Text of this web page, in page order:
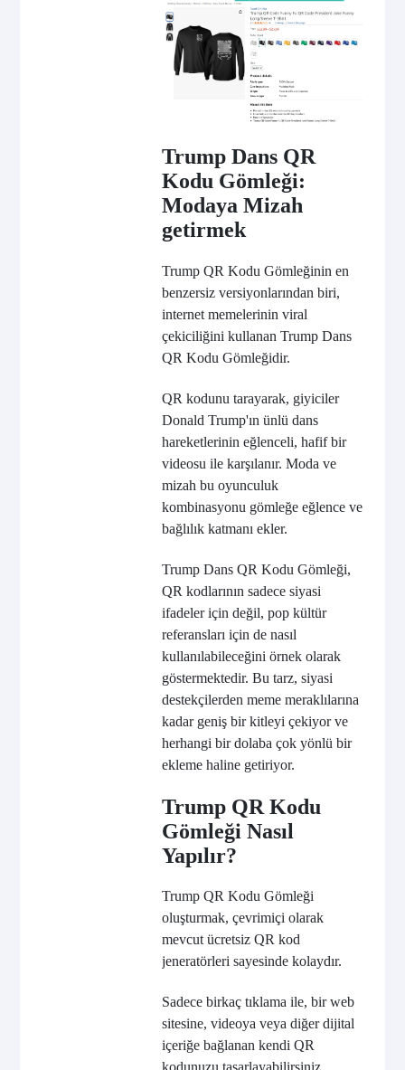
Trump Dans QR
Kodu Gömleği:
Modaya Mizah
getirmek
Trump QR Kodu Gömleğinin en
benzersiz versiyonlarından biri,
internet memelerinin viral
çekiciliğini kullanan Trump Dans
QR Kodu Gömleğidir.
QR kodunu tarayarak, giyiciler
Donald Trump'ın ünlü dans
hareketlerinin eğlenceli, hafif bir
videosu ile karşılanır. Moda ve
mizah bu oyunculuk
kombinasyonu gömleğe eğlence ve
bağlılık katmanı ekler.
Trump Dans QR Kodu Gömleği,
QR kodlarının sadece siyasi
ifadeler için değil, pop kültür
referansları için de nasıl
kullanılabileceğini örnek olarak
göstermektedir. Bu tarz, siyasi
destekçilerden meme meraklılarına
kadar geniş bir kitleyi çekiyor ve
herhangi bir dolaba çok yönlü bir
ekleme haline getiriyor.
Trump QR Kodu
Gömleği Nasıl
Yapılır?
Trump QR Kodu Gömleği
oluşturmak, çevrimiçi olarak
mevcut ücretsiz QR kod
jeneratörleri sayesinde kolaydır.
Sadece birkaç tıklama ile, bir web
sitesine, videoya veya diğer dijital
içeriğe bağlanan kendi QR